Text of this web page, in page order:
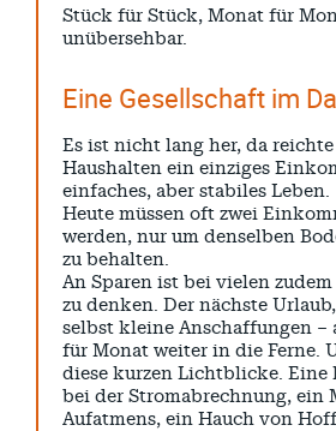
Juli 2026
Mai 2026
April 2026
März 2026
Februar 2026
Januar 2026
Stück für Stück, Monat für
unübersehbar.
Eine Gesellschaft im
Es ist nicht lang her, da
Haushalten ein einziges
einfaches, aber stabiles Leben.
Heute müssen oft zwei
werden, nur um denselben
zu behalten.
An Sparen ist bei vielen
zu denken. Der nächste
selbst kleine Anschaffungen –
für Monat weiter in die Ferne.
diese kurzen Lichtblicke. Eine
bei der Stromabrechnung, ein
Aufatmens, ein Hauch von